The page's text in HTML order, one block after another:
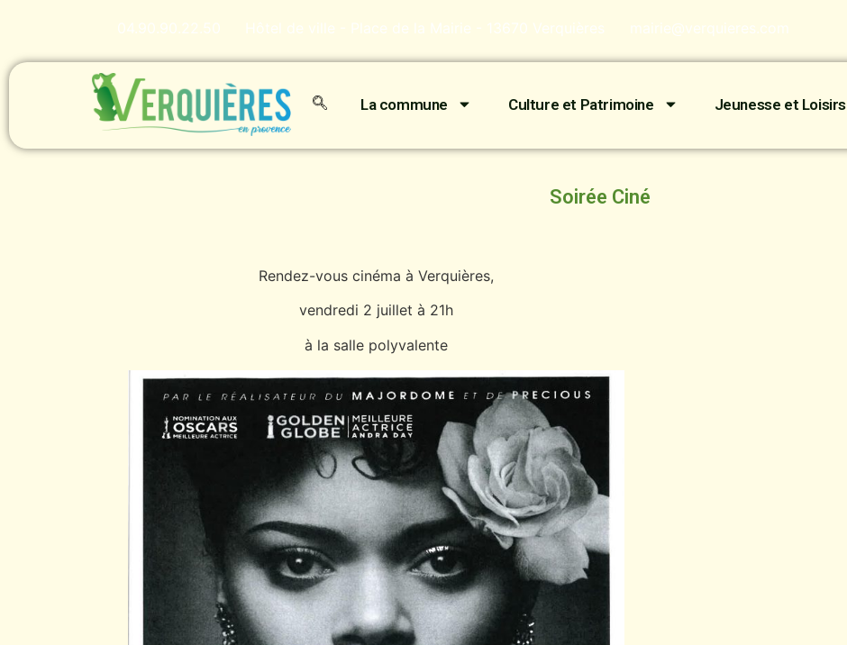
04.90.90.22.50 Hôtel de ville - Place de la Mairie - 13670 Verquières mairie@verquieres.com
La commune Culture et Patrimoine Jeunesse et Loisirs
Soirée Ciné
Rendez-vous cinéma à Verquières,
vendredi 2 juillet à 21h
à la salle polyvalente